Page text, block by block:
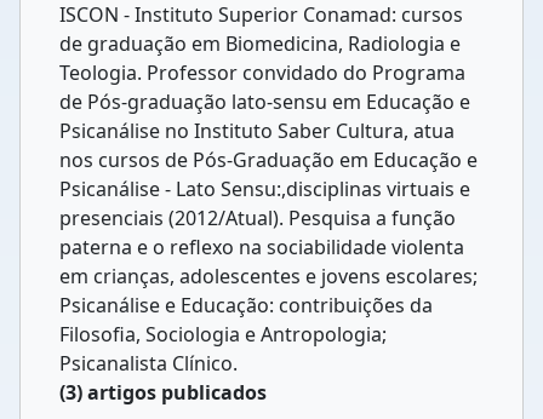
ISCON - Instituto Superior Conamad: cursos
de graduação em Biomedicina, Radiologia e
Teologia. Professor convidado do Programa
de Pós-graduação lato-sensu em Educação e
Psicanálise no Instituto Saber Cultura, atua
nos cursos de Pós-Graduação em Educação e
Psicanálise - Lato Sensu:,disciplinas virtuais e
presenciais (2012/Atual). Pesquisa a função
paterna e o reflexo na sociabilidade violenta
em crianças, adolescentes e jovens escolares;
Psicanálise e Educação: contribuições da
Filosofia, Sociologia e Antropologia;
Psicanalista Clínico.
(3) artigos publicados